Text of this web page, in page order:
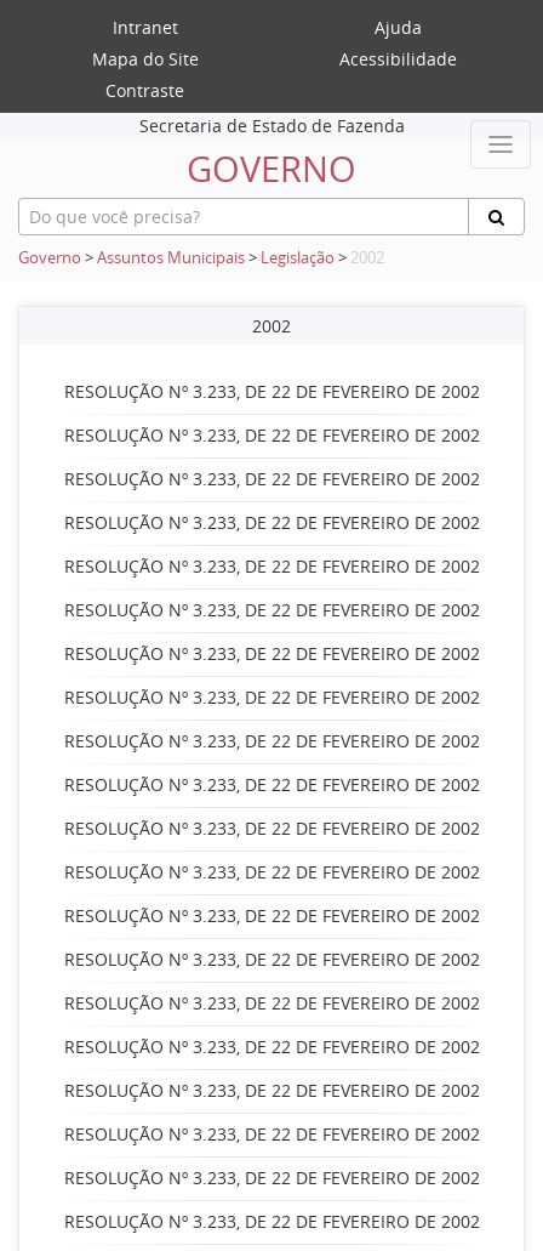
Intranet
Ajuda
Mapa do Site
Acessibilidade
Contraste
Secretaria de Estado de Fazenda
GOVERNO
Governo >Assuntos Municipais> Legislação > 2002
2002
RESOLUÇÃO Nº 3.233, DE 22 DE FEVEREIRO DE 2002
RESOLUÇÃO Nº 3.233, DE 22 DE FEVEREIRO DE 2002
RESOLUÇÃO Nº 3.233, DE 22 DE FEVEREIRO DE 2002
RESOLUÇÃO Nº 3.233, DE 22 DE FEVEREIRO DE 2002
RESOLUÇÃO Nº 3.233, DE 22 DE FEVEREIRO DE 2002
RESOLUÇÃO Nº 3.233, DE 22 DE FEVEREIRO DE 2002
RESOLUÇÃO Nº 3.233, DE 22 DE FEVEREIRO DE 2002
RESOLUÇÃO Nº 3.233, DE 22 DE FEVEREIRO DE 2002
RESOLUÇÃO Nº 3.233, DE 22 DE FEVEREIRO DE 2002
RESOLUÇÃO Nº 3.233, DE 22 DE FEVEREIRO DE 2002
RESOLUÇÃO Nº 3.233, DE 22 DE FEVEREIRO DE 2002
RESOLUÇÃO Nº 3.233, DE 22 DE FEVEREIRO DE 2002
RESOLUÇÃO Nº 3.233, DE 22 DE FEVEREIRO DE 2002
RESOLUÇÃO Nº 3.233, DE 22 DE FEVEREIRO DE 2002
RESOLUÇÃO Nº 3.233, DE 22 DE FEVEREIRO DE 2002
RESOLUÇÃO Nº 3.233, DE 22 DE FEVEREIRO DE 2002
RESOLUÇÃO Nº 3.233, DE 22 DE FEVEREIRO DE 2002
RESOLUÇÃO Nº 3.233, DE 22 DE FEVEREIRO DE 2002
RESOLUÇÃO Nº 3.233, DE 22 DE FEVEREIRO DE 2002
RESOLUÇÃO Nº 3.233, DE 22 DE FEVEREIRO DE 2002